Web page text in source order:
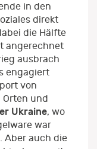
in den
direkt
die Hälfte
angerechnet
ausbrach
engagiert
von
Orten und
Ukraine, wo
war
Aber auch die